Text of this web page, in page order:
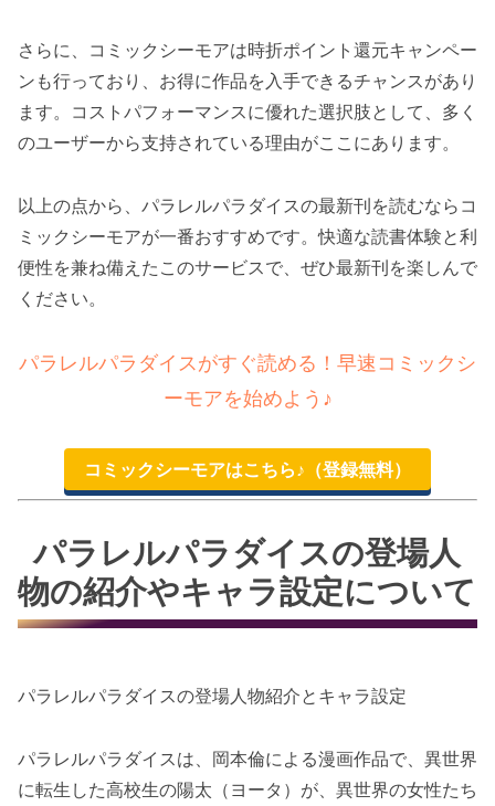
さらに、コミックシーモアは時折ポイント還元キャンペー
ンも行っており、お得に作品を入手できるチャンスがあり
ます。コストパフォーマンスに優れた選択肢として、多く
のユーザーから支持されている理由がここにあります。
以上の点から、パラレルパラダイスの最新刊を読むならコ
ミックシーモアが一番おすすめです。快適な読書体験と利
便性を兼ね備えたこのサービスで、ぜひ最新刊を楽しんで
ください。
パラレルパラダイスがすぐ読める！早速コミックシ
ーモアを始めよう♪
コミックシーモアはこちら♪（登録無料）
パラレルパラダイスの登場人
物の紹介やキャラ設定について
パラレルパラダイスの登場人物紹介とキャラ設定
パラレルパラダイスは、岡本倫による漫画作品で、異世界
に転生した高校生の陽太（ヨータ）が、異世界の女性たち